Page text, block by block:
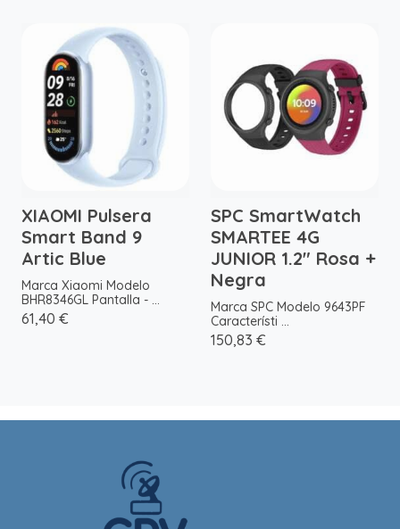
XIAOMI Pulsera
Smart Band 9
Artic Blue
Marca Xiaomi Modelo
BHR8346GL Pantalla - ...
61,40 €
SPC SmartWatch
SMARTEE 4G
JUNIOR 1.2" Rosa +
Negra
Marca SPC Modelo 9643PF
Característi ...
150,83 €